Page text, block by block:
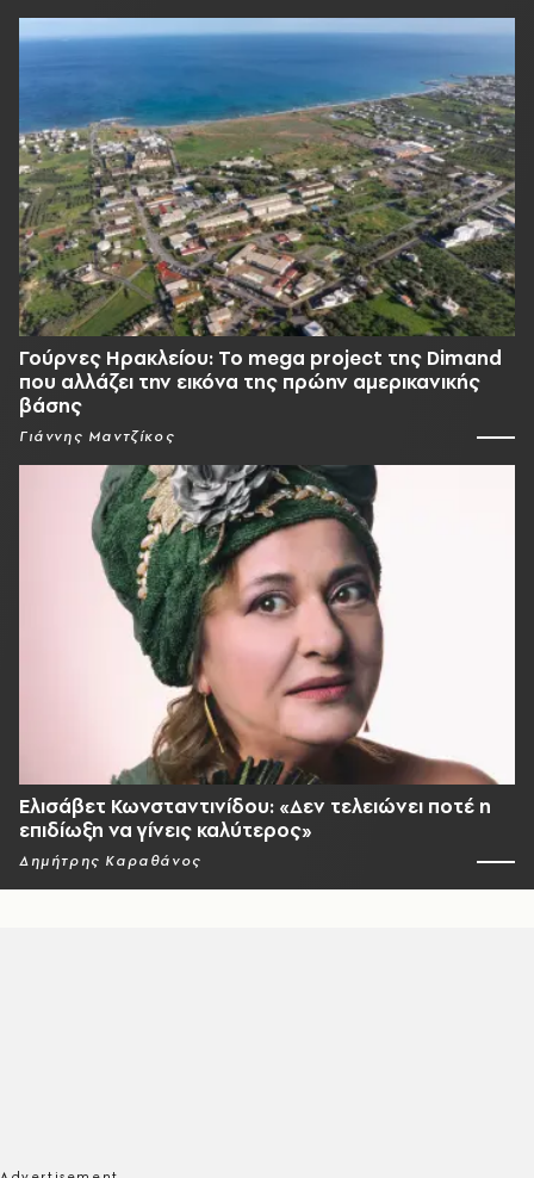
Γούρνες Ηρακλείου: To mega project της Dimand
που αλλάζει την εικόνα της πρώην αμερικανικής
βάσης
Γιάννης Μαντζίκος
Ελισάβετ Κωνσταντινίδου: «Δεν τελειώνει ποτέ η
επιδίωξη να γίνεις καλύτερος»
Δημήτρης Καραθάνος